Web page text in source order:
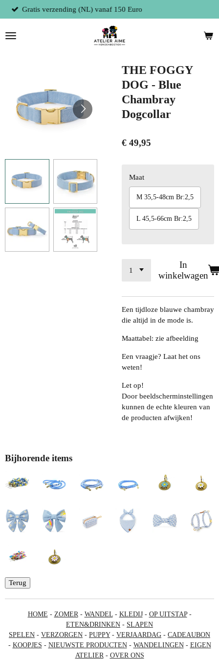
Ga
direct
naar
de
Fysieke winkel te 9300 Aalst (België)
THE FOGGY
DOG - Blue
Chambray
Dogcollar
€ 49,95
Maat
M 35,5-48cm Br:2,5
L 45,5-66cm Br:2,5
In
winkelwagen
Een tijdloze blauwe chambray
die altijd in de mode is.
Maattabel: zie afbeelding
Een vraagje? Laat het ons
weten!
Let op!
Door beeldscherminstellingen
kunnen de echte kleuren van
de producten afwijken!
Bijhorende items
Terug
HOME - ZOMER- WANDEL- KLEDIJ- OP UITSTAP-
ETEN&DRINKEN - SLAPEN
SPELEN - VERZORGEN - PUPPY- VERJAARDAG - CADEAUBON
- KOOPJES - NIEUWSTE PRODUCTEN- WANDELINGEN- EIGEN
ATELIER- OVER ONS